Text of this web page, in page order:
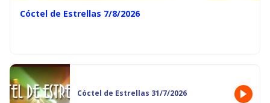
Cóctel de Estrellas 7/8/2026
Cóctel de Estrellas 31/7/2026